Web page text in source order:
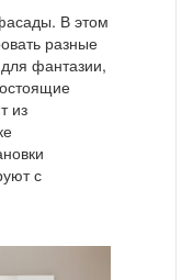
В этом
разные
фантазии,
из
с